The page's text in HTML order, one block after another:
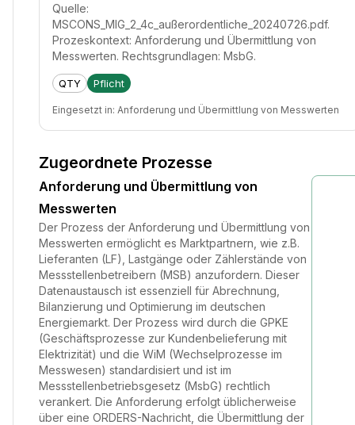
Quelle:
MSCONS_MIG_2_4c_außerordentliche_20240726.pdf.
Prozeskontext: Anforderung und Übermittlung von
Messwerten. Rechtsgrundlagen: MsbG.
QTY Pflicht
Eingesetzt in: Anforderung und Übermittlung von Messwerten
Zugeordnete Prozesse
Anforderung und Übermittlung von
Messwerten
Der Prozess der Anforderung und Übermittlung von
Messwerten ermöglicht es Marktpartnern, wie z.B.
Lieferanten (LF), Lastgänge oder Zählerstände von
Messstellenbetreibern (MSB) anzufordern. Dieser
Datenaustausch ist essenziell für Abrechnung,
Bilanzierung und Optimierung im deutschen
Energiemarkt. Der Prozess wird durch die GPKE
(Geschäftsprozesse zur Kundenbelieferung mit
Elektrizität) und die WiM (Wechselprozesse im
Messwesen) standardisiert und ist im
Messstellenbetriebsgesetz (MsbG) rechtlich
verankert. Die Anforderung erfolgt üblicherweise
über eine ORDERS-Nachricht, die Übermittlung der